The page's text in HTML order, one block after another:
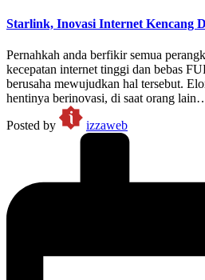
Starlink, Inovasi Internet Kencang
Pernahkah anda berfikir semua
kecepatan internet tinggi dan bebas
berusaha mewujudkan hal tersebut.
hentinya berinovasi, di saat orang
Posted by
izzaweb